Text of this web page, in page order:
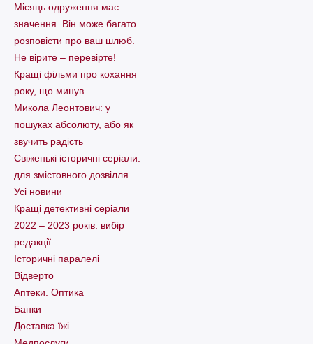
Місяць одруження має
значення. Він може багато
розповісти про ваш шлюб.
Не вірите – перевірте!
Кращі фільми про кохання
року, що минув
Микола Леонтович: у
пошуках абсолюту, або як
звучить радість
Свіженькі історичні серіали:
для змістовного дозвілля
Усі новини
Кращі детективні серіали
2022 – 2023 років: вибір
редакції
Історичні паралелі
Відверто
Аптеки. Оптика
Банки
Доставка їжі